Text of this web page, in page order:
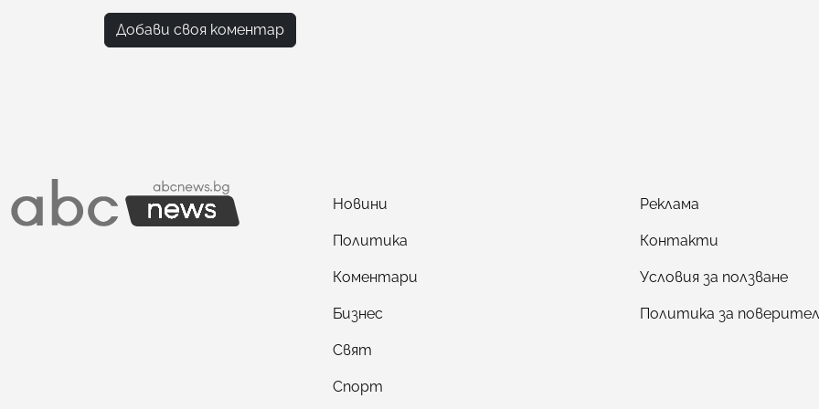
Добави своя коментар
Новини
Политика
Коментари
Бизнес
Свят
Спорт
Реклама
Контакти
Условия за ползване
Политика за